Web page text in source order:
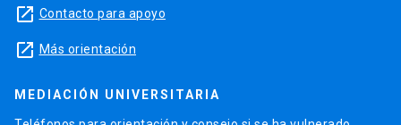
launch Contacto para apoyo
launch Más orientación
MEDIACIÓN UNIVERSITARIA